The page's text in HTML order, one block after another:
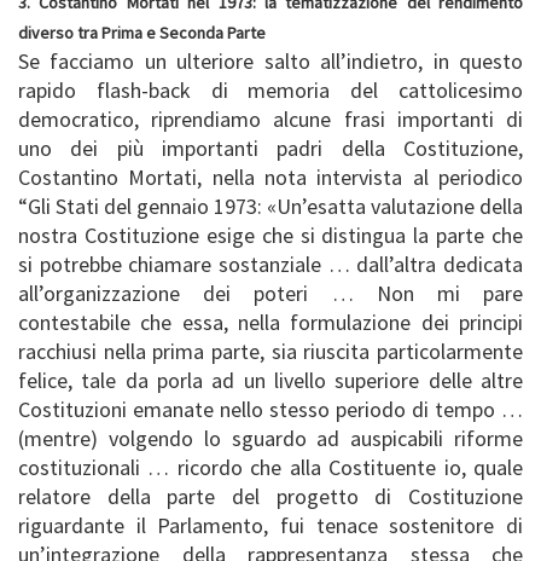
diverso tra Prima e Seconda Parte
Se facciamo un ulteriore salto all’indietro, in questo
rapido flash-back di memoria del cattolicesimo
democratico, riprendiamo alcune frasi importanti di
uno dei più importanti padri della Costituzione,
Costantino Mortati, nella nota intervista al periodico
“Gli Stati del gennaio 1973: «Un’esatta valutazione della
nostra Costituzione esige che si distingua la parte che
si potrebbe chiamare sostanziale … dall’altra dedicata
all’organizzazione dei poteri … Non mi pare
contestabile che essa, nella formulazione dei principi
racchiusi nella prima parte, sia riuscita particolarmente
felice, tale da porla ad un livello superiore delle altre
Costituzioni emanate nello stesso periodo di tempo …
(mentre) volgendo lo sguardo ad auspicabili riforme
costituzionali … ricordo che alla Costituente io, quale
relatore della parte del progetto di Costituzione
riguardante il Parlamento, fui tenace sostenitore di
un’integrazione della rappresentanza stessa che